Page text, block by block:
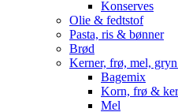
Konserves
Olie & fedtstof
Pasta, ris & bønner
Brød
Kerner, frø, mel,
Bagemix
Korn, frø &
Mel